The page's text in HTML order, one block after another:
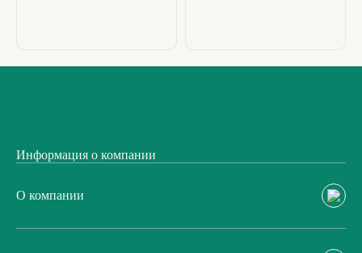
Информация о компании
О компании